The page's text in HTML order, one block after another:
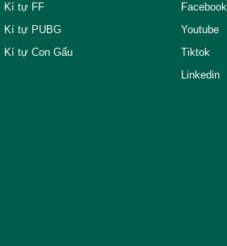
Kí tự FF
Kí tự PUBG
Kí tự Con Gấu
Facebook
Youtube
Tiktok
Linkedin